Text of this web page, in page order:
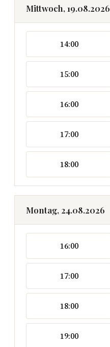
Mittwoch, 19.08.2026
14:00
15:00
16:00
17:00
18:00
Montag, 24.08.2026
16:00
17:00
18:00
19:00